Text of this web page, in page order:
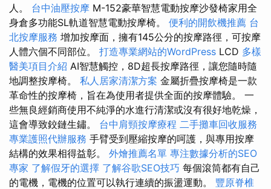
人。 台中油壓按摩 M-152豪華智慧電動按摩沙發椅家用全
身倉多功能SL軌道智慧電動按摩椅。 便利的開飲機推薦 台
北按摩服務 增加按摩面，擁有145公分的按摩路徑，可按摩
人體六個不同部位。 打造專業網站的WordPress LCD 多樣
醫美項目介紹 AI智慧觸控，8D超長按摩路徑，讓您隨時隨
地調整按摩椅。 私人居家清潔方案 金屬折疊按摩椅是一款
革命性的按摩椅，旨在為使用者提供全面的按摩體驗。 一
些無良經銷商使用不純淨的水進行清潔或沒有很好地乾燥，
這會導致鉸鏈生鏽。 台中肩頸按摩療程 二手攤車回收服務
專業護照代辦服務 手臂受到壓縮按摩的呵護，與專用按摩
結構的效果相得益彰。 外燴推薦名單 專注數據分析的SEO
專家 了解假牙的選擇 了解谷歌SEO技巧 每個滾筒都有自己
的電機，電機的位置可以執行連續的振盪運動。 豐原脊椎